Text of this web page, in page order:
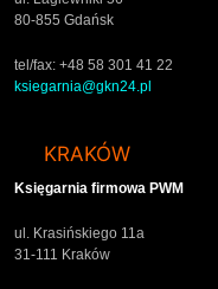
80-855 Gdańsk
tel/fax: +48 58 301 41 22
ksiegarnia@gkn24.pl
KRAKÓW
Księgarnia firmowa PWM
ul. Krasińskiego 11a
31-111 Kraków